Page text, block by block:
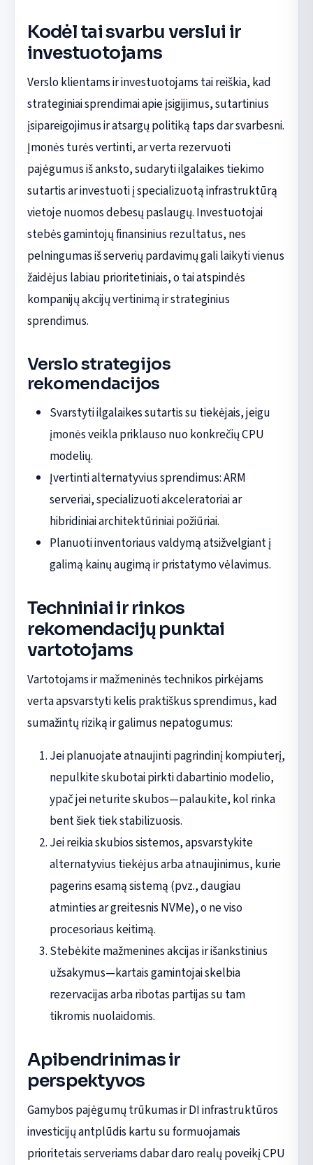
Kodėl tai svarbu verslui ir
investuotojams
Verslo klientams ir investuotojams tai reiškia, kad
strateginiai sprendimai apie įsigijimus, sutartinius
įsipareigojimus ir atsargų politiką taps dar svarbesni.
Įmonės turės vertinti, ar verta rezervuoti
pajėgumus iš anksto, sudaryti ilgalaikes tiekimo
sutartis ar investuoti į specializuotą infrastruktūrą
vietoje nuomos debesų paslaugų. Investuotojai
stebės gamintojų finansinius rezultatus, nes
pelningumas iš serverių pardavimų gali laikyti vienus
žaidėjus labiau prioritetiniais, o tai atspindės
kompanijų akcijų vertinimą ir strateginius
sprendimus.
Verslo strategijos
rekomendacijos
Svarstyti ilgalaikes sutartis su tiekėjais, jeigu
įmonės veikla priklauso nuo konkrečių CPU
modelių.
Įvertinti alternatyvius sprendimus: ARM
serveriai, specializuoti akceleratoriai ar
hibridiniai architektūriniai požiūriai.
Planuoti inventoriaus valdymą atsižvelgiant į
galimą kainų augimą ir pristatymo vėlavimus.
Techniniai ir rinkos
rekomendacijų punktai
vartotojams
Vartotojams ir mažmeninės technikos pirkėjams
verta apsvarstyti kelis praktiškus sprendimus, kad
sumažintų riziką ir galimus nepatogumus:
Jei planuojate atnaujinti pagrindinį kompiuterį,
nepulkite skubotai pirkti dabartinio modelio,
ypač jei neturite skubos—palaukite, kol rinka
bent šiek tiek stabilizuosis.
Jei reikia skubios sistemos, apsvarstykite
alternatyvius tiekėjus arba atnaujinimus, kurie
pagerins esamą sistemą (pvz., daugiau
atminties ar greitesnis NVMe), o ne viso
procesoriaus keitimą.
Stebėkite mažmenines akcijas ir išankstinius
užsakymus—kartais gamintojai skelbia
rezervacijas arba ribotas partijas su tam
tikromis nuolaidomis.
Apibendrinimas ir
perspektyvos
Gamybos pajėgumų trūkumas ir DI infrastruktūros
investicijų antplūdis kartu su formuojamais
prioritetais serveriams dabar daro realų poveikį CPU